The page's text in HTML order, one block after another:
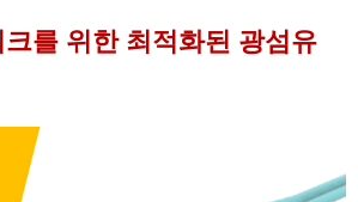
를 위한 최적화된 광섬유